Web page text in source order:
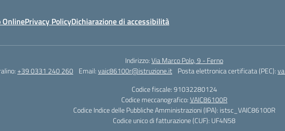
OnlinePrivacy PolicyDichiarazione di accessibilità
Indirizzo:Via Marco Polo, 9 - Ferno
+39 0331 240 260 Email:vaic86100r@istruzione.it Posta elettronica certificata (PEC):
Codice fiscale: 91032280124
Codice meccanografico:VAIC86100R
Codice Indice delle Pubbliche Amministrazioni (IPA): istsc_VAIC86100R
Codice unico di fatturazione (CUF): UF4N58